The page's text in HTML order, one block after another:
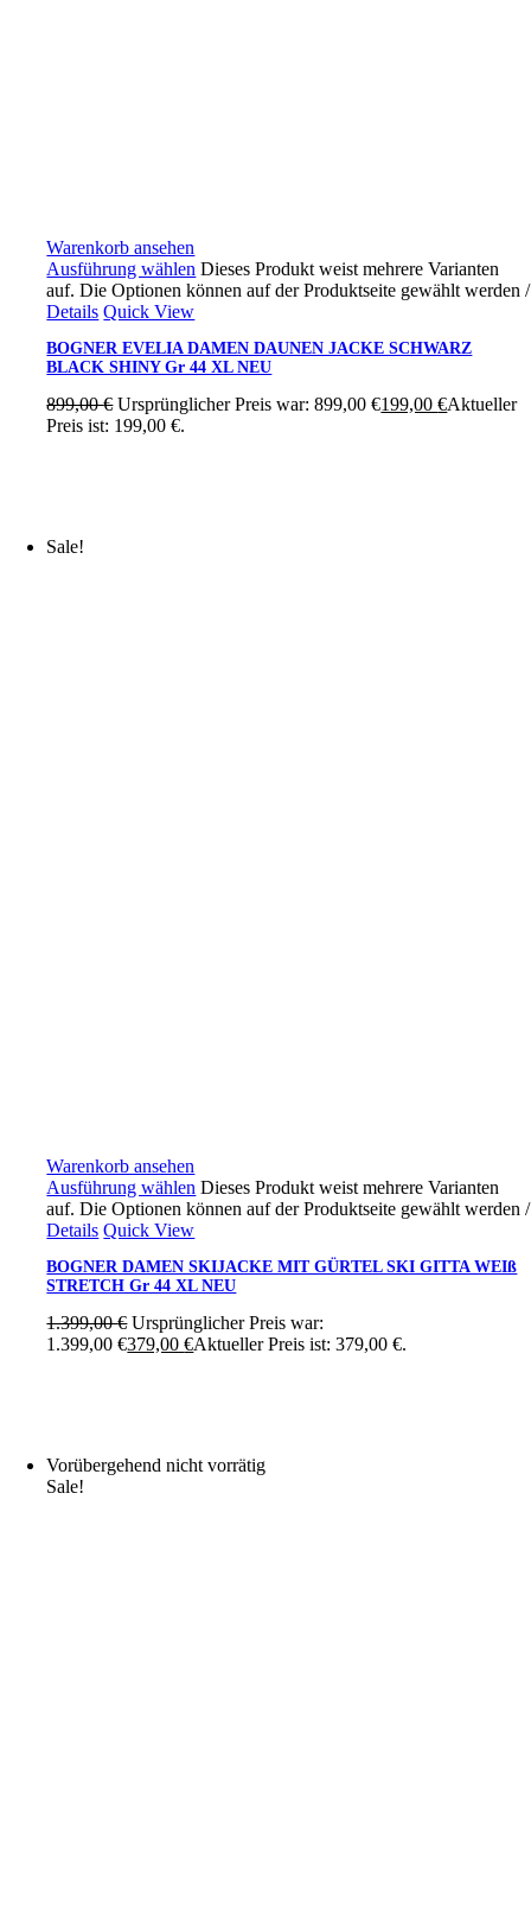
Warenkorb ansehen
Ausführung wählen Dieses Produkt weist mehrere Varianten
auf. Die Optionen können auf der Produktseite gewählt werden/
Details Quick View
BOGNER EVELIA DAMEN DAUNEN JACKE SCHWARZ
BLACK SHINY Gr 44 XL NEU
899,00€ Ursprünglicher Preis war: 899,00 €199,00€Aktueller
Preis ist: 199,00 €.
Sale!
Warenkorb ansehen
Ausführung wählen Dieses Produkt weist mehrere Varianten
auf. Die Optionen können auf der Produktseite gewählt werden/
Details Quick View
BOGNER DAMEN SKIJACKE MIT GÜRTEL SKI GITTA WEIß
STRETCH Gr 44 XL NEU
1.399,00€ Ursprünglicher Preis war:
1.399,00 €379,00€Aktueller Preis ist: 379,00 €.
Vorübergehend nicht vorrätig
Sale!